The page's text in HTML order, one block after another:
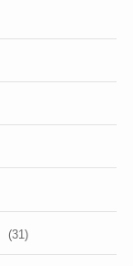
(31)